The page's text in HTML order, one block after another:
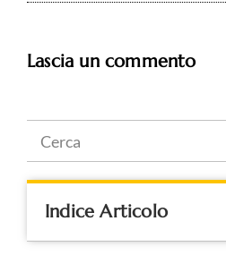
Lascia un commento
Indice Articolo